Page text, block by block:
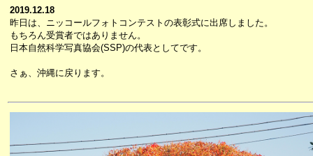
2019.12.18
昨日は、ニッコールフォトコンテストの表彰式に出席しました。
もちろん受賞者ではありません。
日本自然科学写真協会(SSP)の代表としてです。
さぁ、沖縄に戻ります。